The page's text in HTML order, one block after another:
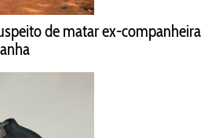
de matar ex-companheira